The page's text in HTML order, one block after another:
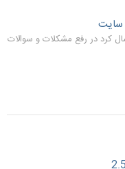
سایت
رفع مشکلات و سوالات